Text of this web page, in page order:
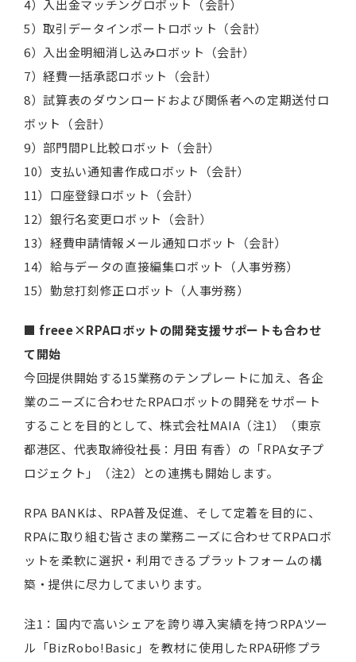
4）入出金マッチングロボット（会計）
5）取引データインポートロボット（会計）
6）入出金明細消し込みロボット（会計）
7）経費一括承認ロボット（会計）
8）試算表のダウンロードおよび関係者への定期送付ロ
ボット（会計）
9）部門間PL比較ロボット（会計）
10）支払い通知書作成ロボット（会計）
11）口座登録ロボット（会計）
12）銀行名変更ロボット（会計）
13）経費申請情報メール通知ロボット（会計）
14）給与データの直接編集ロボット（人事労務）
15）勤怠打刻修正ロボット（人事労務）
■ freee×RPAロボットの開発支援サポートも合わせ
て開始
今回提供開始する15業務のテンプレートに加え、各企
業のニーズに合わせたRPAロボットの開発をサポート
することを目的として、株式会社MAIA（注1）（東京
都港区、代表取締役社長：月田 有香）の「RPA女子プ
ロジェクト」（注2）との連携も開始します。
RPA BANKは、RPA普及促進、そして定着を目的に、
RPAに取り組む皆さまの業務ニーズに合わせてRPAロボ
ットを柔軟に選択・利用できるプラットフォームの構
築・提供に尽力してまいります。
注1：国内で高いシェアを誇り導入実績を持つRPAツー
ル「BizRobo!Basic」を教材に使用したRPA研修プラ